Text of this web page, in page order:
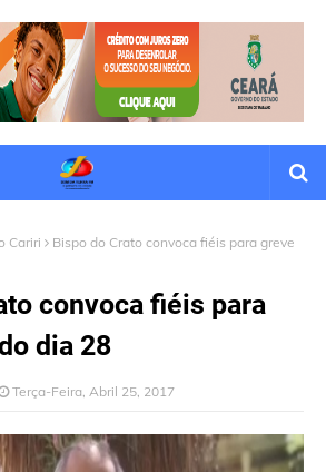
Cariri
Bispo do Crato convoca fiéis para greve
convoca fiéis para
dia 28
Terça-Feira, Abril 25, 2017